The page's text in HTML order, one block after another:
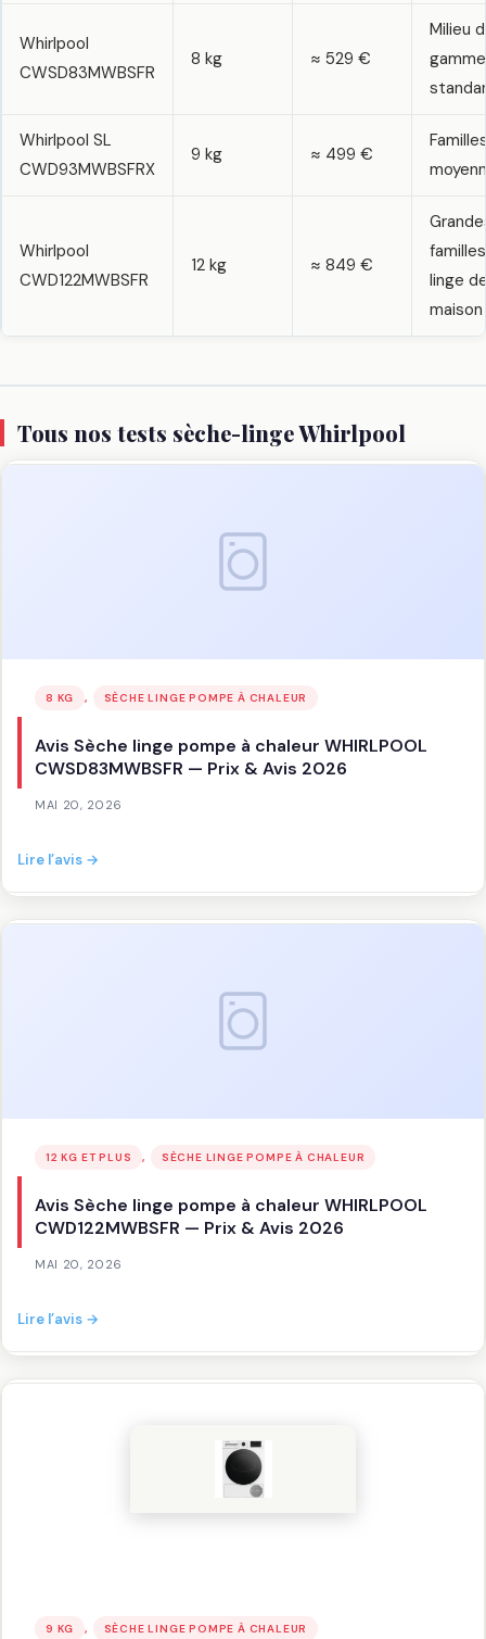
Whirlpool
CWSD83MWBSFR
8 kg ≈ 529 €
Milieu
gamme
Whirlpool SL
CWD93MWBSFRX
9 kg ≈ 499 €
Whirlpool
CWD122MWBSFR
12 kg ≈ 849 €
linge
maison
Tous nos tests sèche-linge Whirlpool
8 KG , SÈCHE LINGE POMPE À CHALEUR
Avis Sèche linge pompe à chaleur WHIRLPOOL
CWSD83MWBSFR — Prix & Avis 2026
MAI 20, 2026
Lire l’avis →
linge
CWSD83MWBSFR
&
12 KG ET PLUS , SÈCHE LINGE POMPE À CHALEUR
Avis Sèche linge pompe à chaleur WHIRLPOOL
CWD122MWBSFR — Prix & Avis 2026
MAI 20, 2026
Lire l’avis →
linge
2026
9 KG , SÈCHE LINGE POMPE À CHALEUR